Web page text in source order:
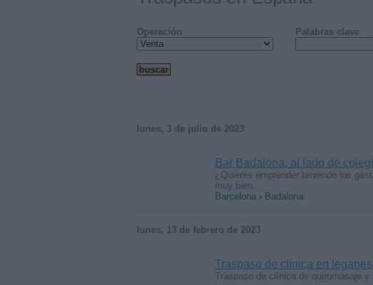
Operación Palabras clave
lunes, 3 de julio de 2023
Bar Badalona, al lado de
¿Quieres emprender teniendo los
muy bien…
Barcelona › Badalona
lunes, 13 de febrero de 2023
Traspaso de clínica en leganes
Traspaso de clínica de quiromasaje